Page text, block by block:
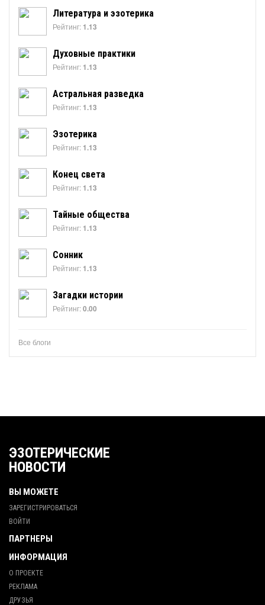
Литература и эзотерика
Рейтинг: 1.13
Духовные практики
Рейтинг: 1.13
Астральная разведка
Рейтинг: 1.13
Эзотерика
Рейтинг: 1.13
Конец света
Рейтинг: 1.13
Тайные общества
Рейтинг: 1.13
Сонник
Рейтинг: 1.13
Загадки истории
Рейтинг:0.00
Все блоги
ЭЗОТЕРИЧЕСКИЕ
НОВОСТИ
ВЫ МОЖЕТЕ
ЗАРЕГИСТРИРОВАТЬСЯ
ВОЙТИ
ПАРТНЕРЫ
ИНФОРМАЦИЯ
О ПРОЕКТЕ
РЕКЛАМА
ДРУЗЬЯ